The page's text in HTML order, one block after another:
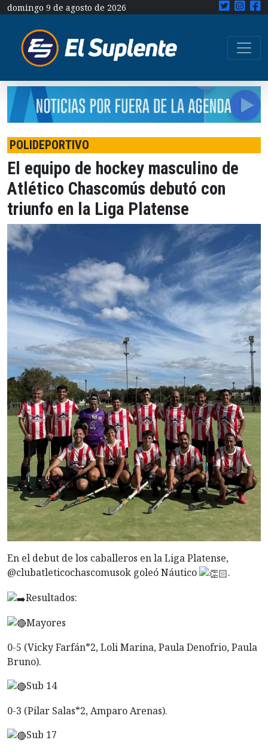
domingo 9 de agosto de 2026
POLIDEPORTIVO
El equipo de hockey masculino de
Atlético Chascomús debutó con
triunfo en la Liga Platense
En el debut de los caballeros en la Liga Platense,
@clubatleticochascomusok goleó Náutico
.
Resultados:
Mayores
0-5 (Vicky Farfán*2, Loli Marina, Paula Denofrio, Paula
Bruno).
Sub 14
0-3 (Pilar Salas*2, Amparo Arenas).
Sub 17